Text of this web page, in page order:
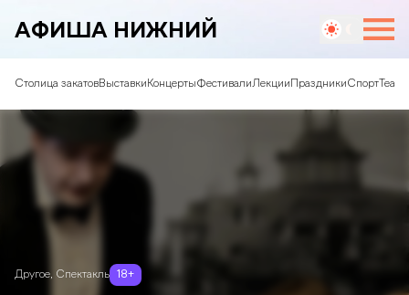
АФИША НИЖНИЙ
Столица закатовВыставкиКонцертыФестивалиЛекции ПраздникиСпорт
Другое, Спектакль 18+